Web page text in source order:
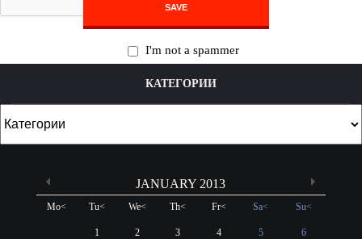
I'm not a spammer
КАТЕГОРИИ
Mo< Tu< We< Th< Fr< Sa< Su<
1 2 3 4 5 6
JANUARY 2013